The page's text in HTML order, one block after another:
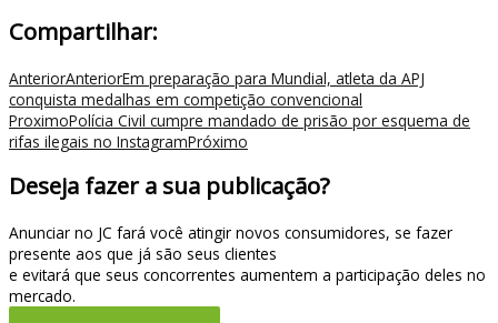
Compartilhar:
AnteriorAnteriorEm preparação para Mundial, atleta da APJ
conquista medalhas em competição convencional
ProximoPolícia Civil cumpre mandado de prisão por esquema de
rifas ilegais no InstagramPróximo
Deseja fazer a sua publicação?
Anunciar no JC fará você atingir novos consumidores, se fazer
presente aos que já são seus clientes
e evitará que seus concorrentes aumentem a participação deles no
mercado.